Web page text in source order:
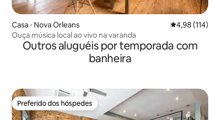
Casa ⋅ Nova Orleans 4,98 de uma
4,98 (114)
Ouça música local ao vivo na varanda
Outros aluguéis por temporada com
banheira
Preferido dos hóspedes
Preferido dos hóspedes